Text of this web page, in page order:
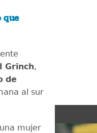
que
Grinch,
de
al sur
mujer